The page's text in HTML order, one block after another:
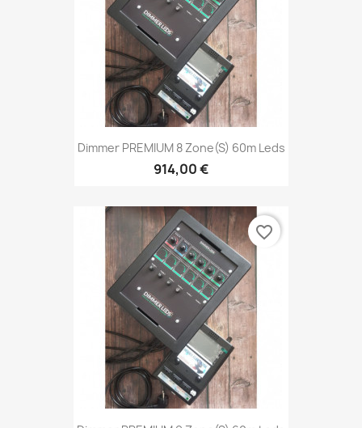
Dimmer PREMIUM 8 Zone(s) 60m Leds
914,00 €
favorite_border